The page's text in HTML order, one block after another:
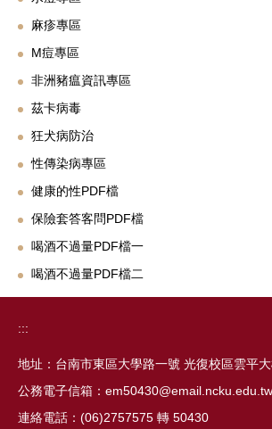
麻疹專區
M痘專區
非洲豬瘟資訊專區
茲卡病毒
狂犬病防治
性傳染病專區
健康的性PDF檔
保險套答客問PDF檔
喝酒不過量PDF檔一
喝酒不過量PDF檔二
:::
地址：台南市東區大學路一號 光復校區雲平
公務電子信箱：em50430@email.ncku.edu.tw
連絡電話：(06)2757575 轉 50430